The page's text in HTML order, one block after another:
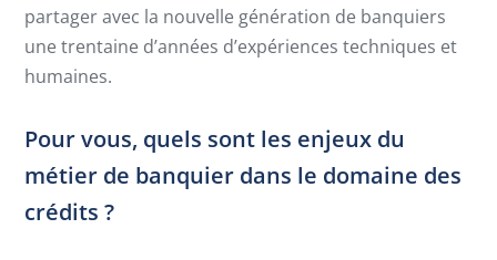
partager avec la nouvelle génération de banquiers
une trentaine d’années d’expériences techniques et
humaines.
Pour vous, quels sont les enjeux du
métier de banquier dans le domaine des
crédits ?